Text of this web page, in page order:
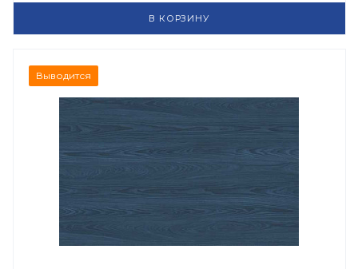
В КОРЗИНУ
Выводится